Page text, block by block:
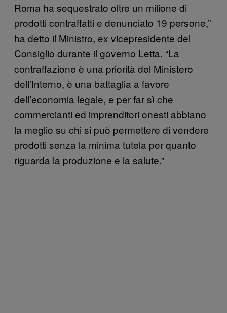
Roma ha sequestrato oltre un milione di
prodotti contraffatti e denunciato 19 persone,”
ha detto il Ministro, ex vicepresidente del
Consiglio durante il governo Letta. “La
contraffazione è una priorità del Ministero
dell’Interno, è una battaglia a favore
dell’economia legale, e per far sì che
commercianti ed imprenditori onesti abbiano
la meglio su chi si può permettere di vendere
prodotti senza la minima tutela per quanto
riguarda la produzione e la salute.”